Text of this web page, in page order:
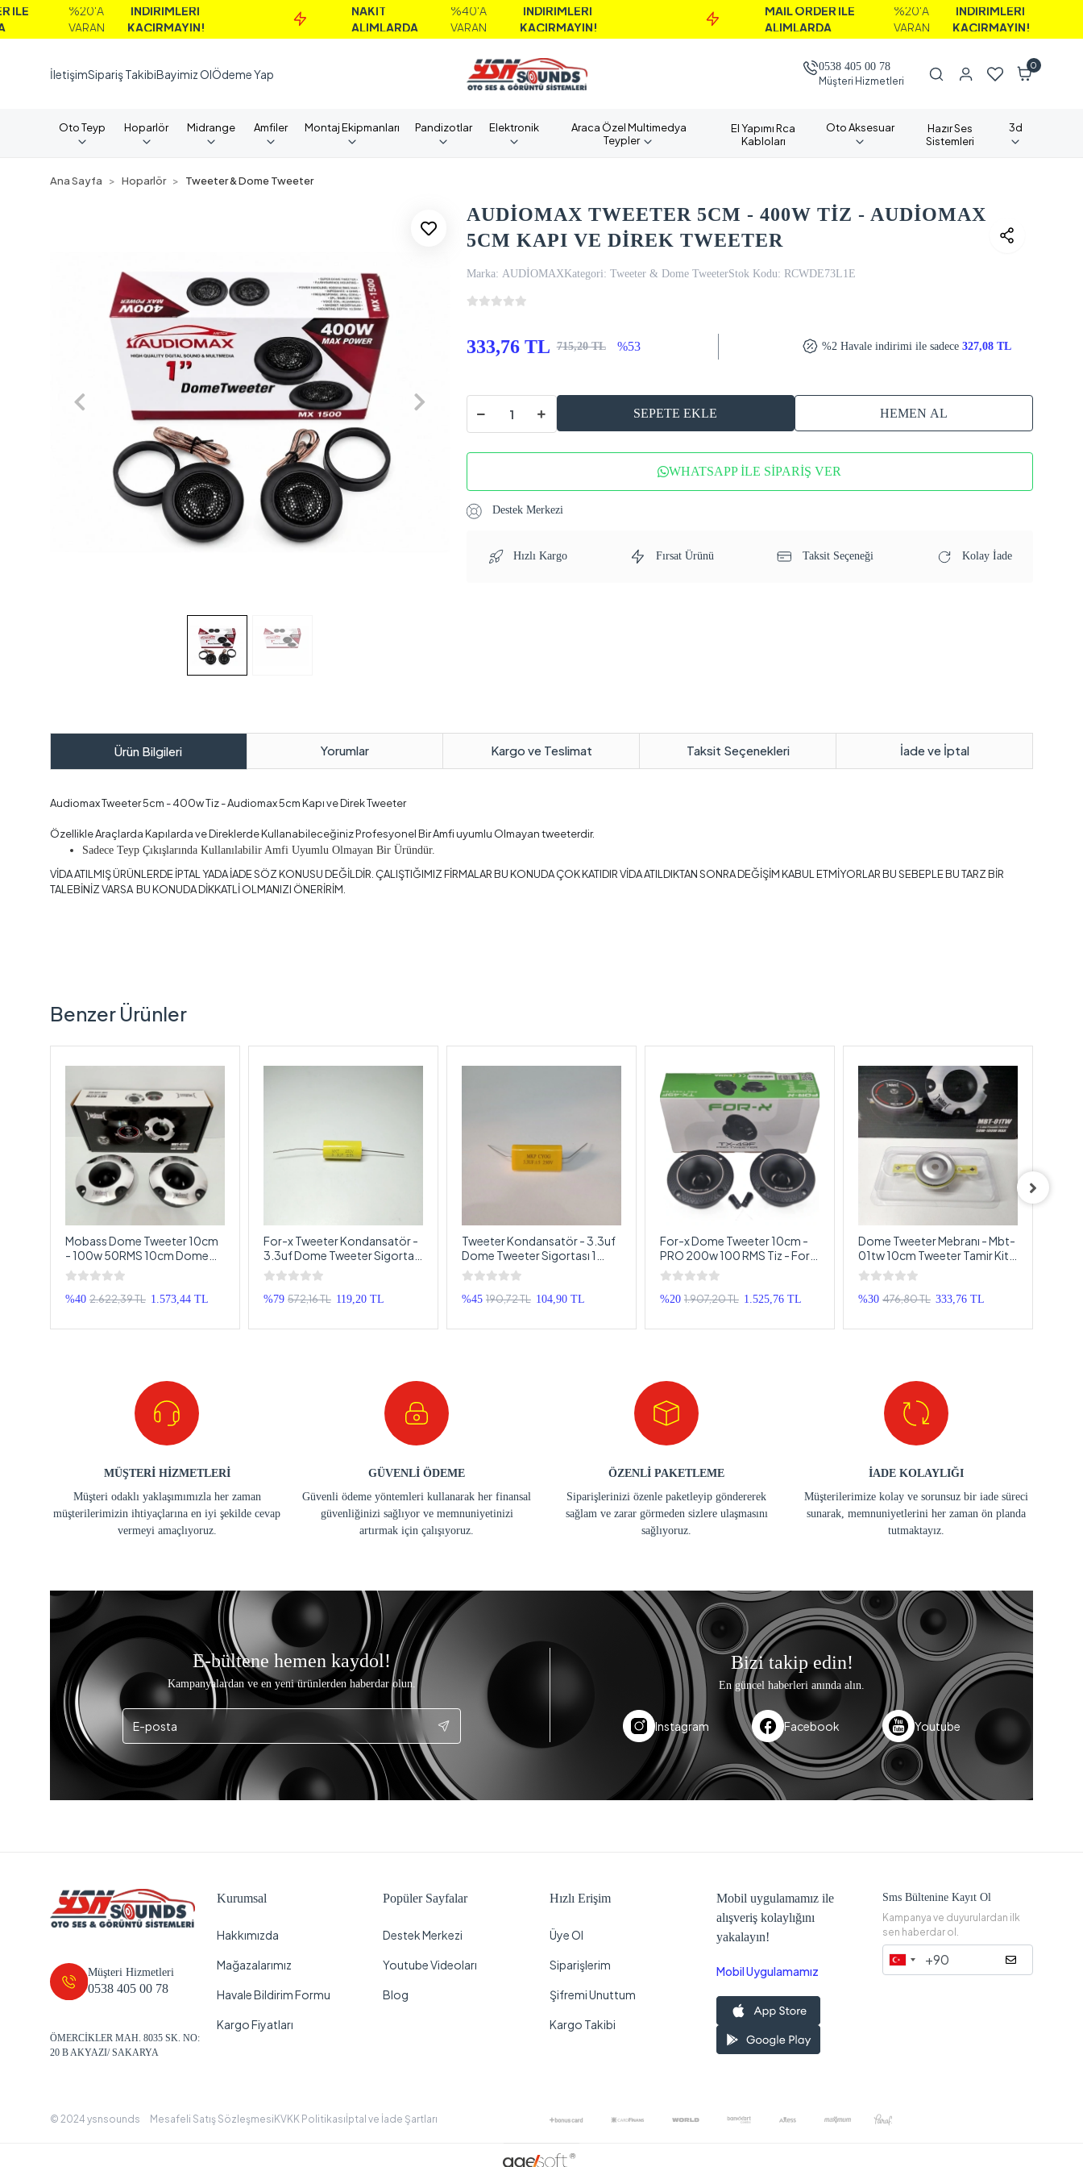
%20'A
İNDİRİMLERİ
KAÇIRMAYIN!
NAKİT
ALIMLARDA
VARAN
İNDİRİMLERİ
KAÇIRMAYIN!
MAİL ORDER İLE
ALIMLARDA
%20'A
İNDİRİMLERİ
KAÇIRMAYIN!
İletişimSipariş TakibiBayimiz OlÖdeme Yap
0538 405 00 78
Müşteri Hizmetleri
0
Oto Teyp Hoparlör Midrange Amfiler Montaj Ekipmanları Pandizotlar Elektronik
Araca Özel Multimedya
Teypler
El Yapımı Rca
Kabloları
Oto Aksesuar
Hazır Ses
Sistemleri
3d
Ana Sayfa Hoparlör Tweeter & Dome Tweeter
AUDİOMAX TWEETER 5CM - 400W TİZ - AUDİOMAX
5CM KAPI VE DİREK TWEETER
Marka: AUDİOMAXKategori: Tweeter & Dome TweeterStok Kodu: RCWDE73L1E
333,76 TL 715,20 TL %53 %2 Havale indirimi ile sadece327,08 TL
SEPETE EKLE HEMEN AL
WHATSAPP İLE SİPARİŞ VER
Destek Merkezi
Hızlı Kargo Fırsat Ürünü Taksit Seçeneği Kolay İade
Ürün Bilgileri Yorumlar Kargo ve Teslimat Taksit Seçenekleri İade ve İptal
Audiomax Tweeter 5cm - 400w Tiz - Audiomax 5cm Kapı ve Direk Tweeter
Özellikle Araçlarda Kapılarda ve Direklerde Kullanabileceğiniz Profesyonel Bir Amfi uyumlu Olmayan tweeterdir.
Sadece Teyp Çıkışlarında Kullanılabilir Amfi Uyumlu Olmayan Bir Üründür.
VİDA ATILMIŞ ÜRÜNLERDE İPTAL YADA İADE SÖZ KONUSU DEĞİLDİR. ÇALIŞTIĞIMIZ FİRMALAR BU KONUDA ÇOK KATIDIR VİDA ATILDIKTAN SONRA DEĞİŞİM KABUL ETMİYORLAR BU SEBEPLE BU TARZ BİR
TALEBİNİZ VARSA BU KONUDA DİKKATLİ OLMANIZI ÖNERİRİM.
Benzer Ürünler
Mobass Dome Tweeter 10cm
- 100w 50RMS 10cm Dome
Tweeter
%40 2.622,39 TL 1.573,44 TL
For-x Tweeter Kondansatör -
3.3uf Dome Tweeter Sigortası
1 Adet
%79 572,16 TL 119,20 TL
Tweeter Kondansatör - 3.3uf
Dome Tweeter Sigortası 1
Adet - Bütün Markalarla
Uyumlu
%45 190,72 TL 104,90 TL
For-x Dome Tweeter 10cm -
PRO 200w 100 RMS Tiz - For-
x TX-49F 10cm Dome Tweeter
%20 1.907,20 TL 1.525,76 TL
Dome Tweeter Mebranı - Mbt-
01tw 10cm Tweeter Tamir Kiti
- 1 Adet
%30 476,80 TL 333,76 TL
MÜŞTERİ HİZMETLERİ
Müşteri odaklı yaklaşımımızla her zaman
müşterilerimizin ihtiyaçlarına en iyi şekilde cevap
vermeyi amaçlıyoruz.
GÜVENLİ ÖDEME
Güvenli ödeme yöntemleri kullanarak her finansal
güvenliğinizi sağlıyor ve memnuniyetinizi
artırmak için çalışıyoruz.
ÖZENLİ PAKETLEME
Siparişlerinizi özenle paketleyip göndererek
sağlam ve zarar görmeden sizlere ulaşmasını
sağlıyoruz.
İADE KOLAYLIĞI
Müşterilerimize kolay ve sorunsuz bir iade süreci
sunarak, memnuniyetlerini her zaman ön planda
tutmaktayız.
E-bültene hemen kaydol!
Kampanyalardan ve en yeni ürünlerden haberdar olun.
Bizi takip edin!
En güncel haberleri anında alın.
Instagram Facebook Youtube
Müşteri Hizmetleri
0538 405 00 78
ÖMERCİKLER MAH. 8035 SK. NO:
20 B AKYAZI/ SAKARYA
Kurumsal
Hakkımızda
Mağazalarımız
Havale Bildirim Formu
Kargo Fiyatları
Popüler Sayfalar
Destek Merkezi
Youtube Videoları
Blog
Hızlı Erişim
Üye Ol
Siparişlerim
Şifremi Unuttum
Kargo Takibi
Mobil uygulamamız ile
alışveriş kolaylığını
yakalayın!
Mobil Uygulamamız
Sms Bültenine Kayıt Ol
Kampanya ve duyurulardan ilk
sen haberdar ol.
© 2024 ysnsounds Mesafeli Satış Sözleşmesi KVKK Politikasıİptal ve İade Şartları